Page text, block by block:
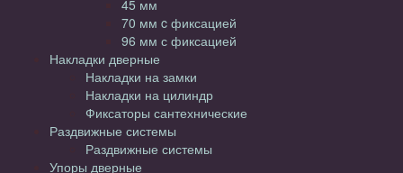
45 мм
70 мм c фиксацией
96 мм с фиксацией
Накладки дверные
Накладки на замки
Накладки на цилиндр
Фиксаторы сантехнические
Раздвижные системы
Раздвижные системы
Упоры дверные